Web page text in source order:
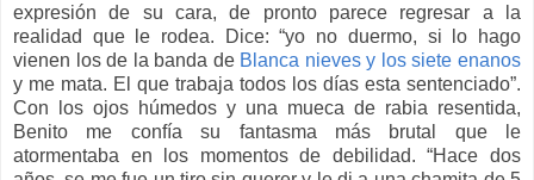
expresión de su cara, de pronto parece regresar a la
realidad que le rodea. Dice: “yo no duermo, si lo hago
vienen los de la banda de Blanca nieves y los siete enanos
y me mata. El que trabaja todos los días esta sentenciado”.
Con los ojos húmedos y una mueca de rabia resentida,
Benito me confía su fantasma más brutal que le
atormentaba en los momentos de debilidad. “Hace dos